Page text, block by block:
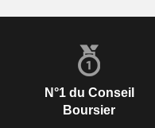
N°1 du Conseil
Boursier